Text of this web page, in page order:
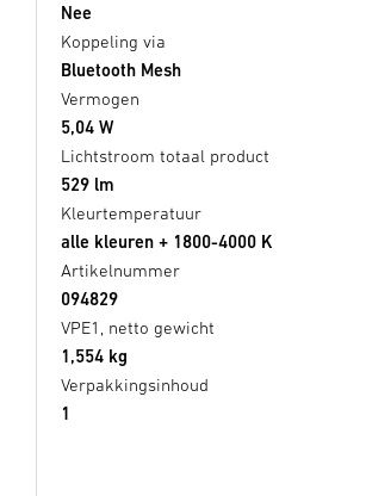
Nee
Koppeling via
Bluetooth Mesh
Vermogen
5,04 W
Lichtstroom totaal product
529 lm
Kleurtemperatuur
alle kleuren + 1800-4000 K
Artikelnummer
094829
VPE1, netto gewicht
1,554 kg
Verpakkingsinhoud
1